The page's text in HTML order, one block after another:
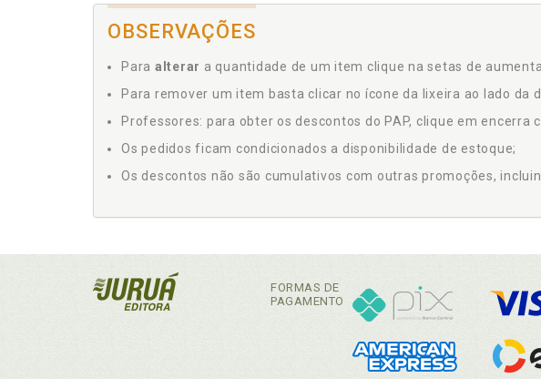
OBSERVAÇÕES
Para alterar a quantidade de um item clique na setas de
Para remover um item basta clicar no ícone da lixeira ao lado da
Professores: para obter os descontos do PAP, clique em
Os pedidos ficam condicionados a disponibilidade de estoque;
Os descontos não são cumulativos com outras promoções,
FORMAS DE
PAGAMENTO